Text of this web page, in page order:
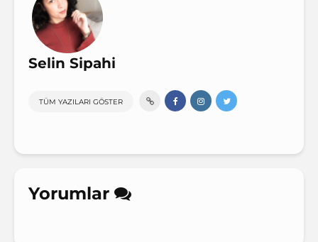
Selin Sipahi
TÜM YAZILARI GÖSTER
Yorumlar